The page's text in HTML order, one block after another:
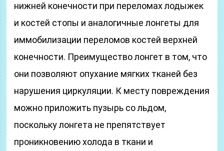
нижней конечности при переломах лодыжек
и костей стопы и аналогичные лонгеты для
иммобилизации переломов костей верхней
конечности. Преимущество лонгет в том, что
они позволяют опухание мягких тканей без
нарушения циркуляции. К месту повреждения
можно приложить пузырь со льдом,
поскольку лонгета не препятствует
проникновению холода в ткани и